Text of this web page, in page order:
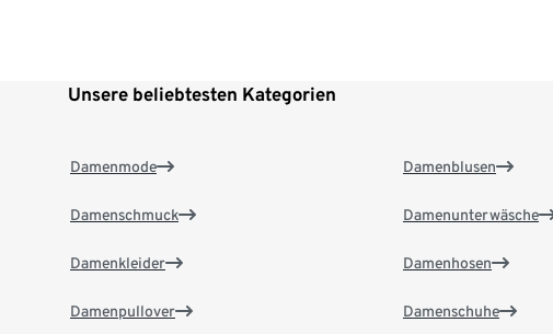
Unsere beliebtesten Kategorien
Damenmode
Damenschmuck
Damenkleider
Damenpullover
Damenblusen
Damenunterwäsche
Damenhosen
Damenschuhe